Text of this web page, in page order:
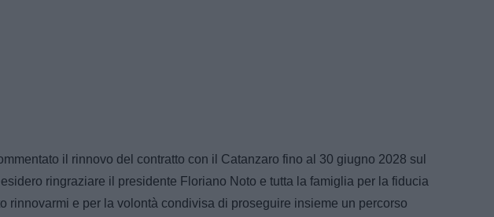
il rinnovo del contratto con il Catanzaro fino al 30 giugno 2028 sul
ringraziare il presidente Floriano Noto e tutta la famiglia per la fiducia
rinnovarmi e per la volontà condivisa di proseguire insieme un percorso